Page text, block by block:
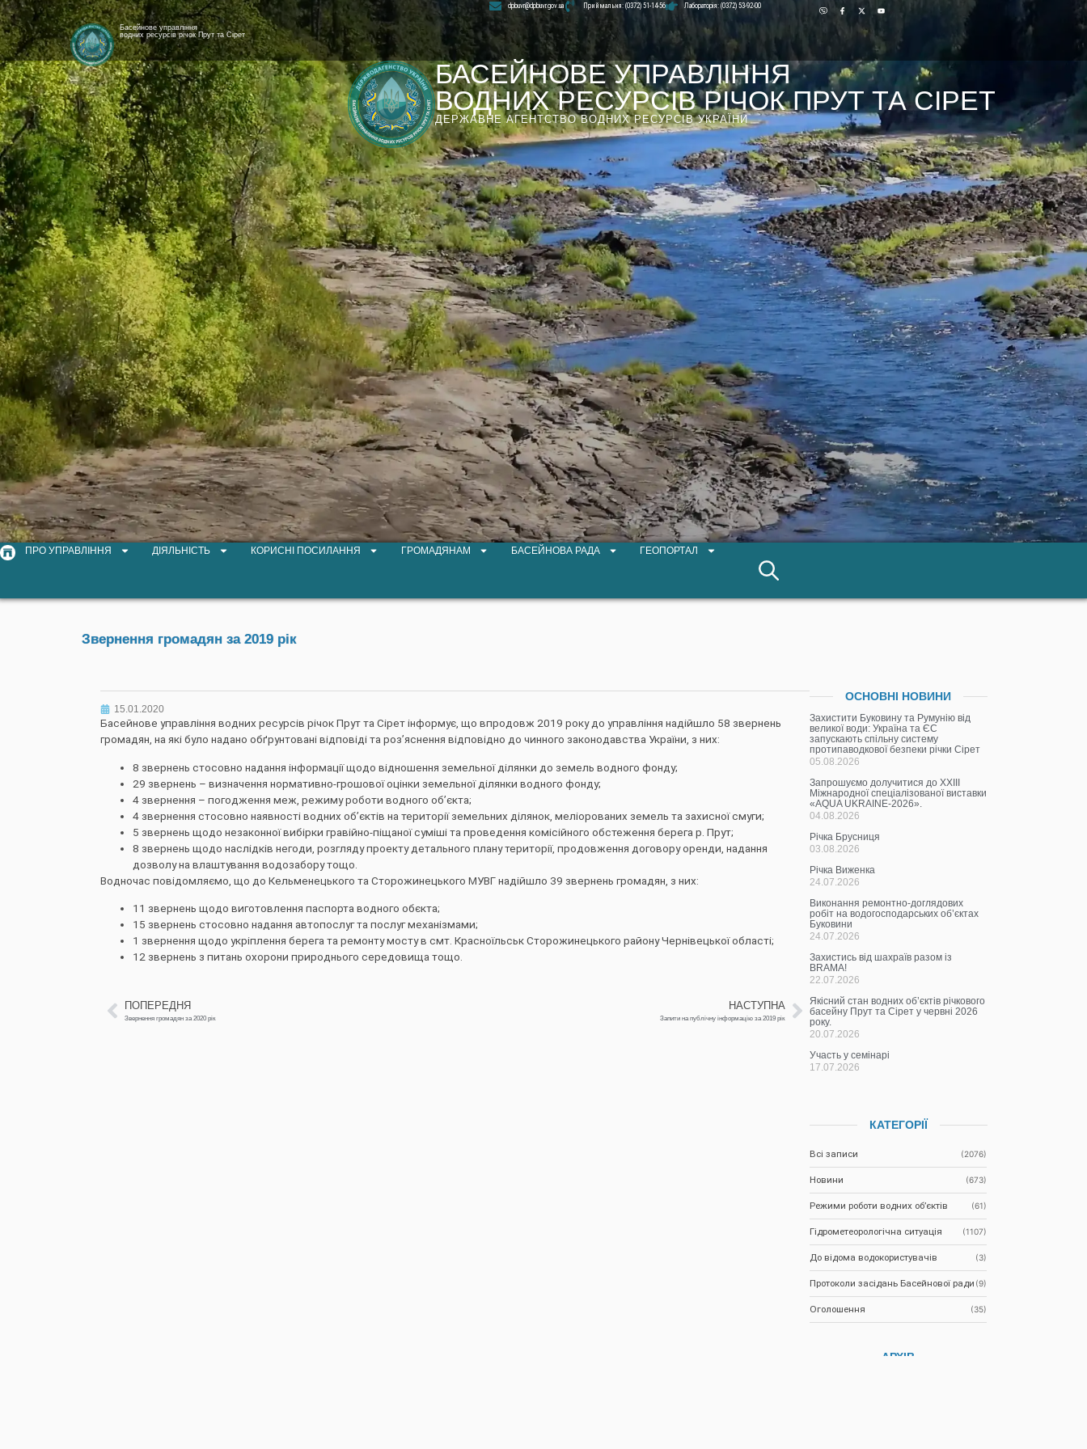
[newyear_garland]
Басейнове управління
водних ресурсів річок Прут та Сірет
Лабораторія: (0372) 53-92-00
dpbuvr@dpbuvr.gov.ua Приймальня: (0372) 51-14-56
БАСЕЙНОВЕ УПРАВЛІННЯ
ВОДНИХ РЕСУРСІВ РІЧОК ПРУТ ТА СІРЕТ
ДЕРЖАВНЕ АГЕНТСТВО ВОДНИХ РЕСУРСІВ УКРАЇНИ
ПРО УПРАВЛІННЯ ДІЯЛЬНІСТЬ КОРИСНІ ПОСИЛАННЯ ГРОМАДЯНАМ БАСЕЙНОВА РАДА ГЕОПОРТАЛ
Звернення громадян за 2019 рік
15.01.2020
Басейнове управління водних ресурсів річок Прут та Сірет інформує, що впродовж 2019 року до управління надійшло 58 звернень
громадян, на які було надано обґрунтовані відповіді та роз’яснення відповідно до чинного законодавства України, з них:
8 звернень стосовно надання інформації щодо відношення земельної ділянки до земель водного фонду;
29 звернень – визначення нормативно-грошової оцінки земельної ділянки водного фонду;
4 звернення – погодження меж, режиму роботи водного об’єкта;
4 звернення стосовно наявності водних об’єктів на території земельних ділянок, меліорованих земель та захисної смуги;
5 звернень щодо незаконної вибірки гравійно-піщаної суміші та проведення комісійного обстеження берега р. Прут;
8 звернень щодо наслідків негоди, розгляду проекту детального плану території, продовження договору оренди, надання
дозволу на влаштування водозабору тощо.
Водночас повідомляємо, що до Кельменецького та Сторожинецького МУВГ надійшло 39 звернень громадян, з них:
11 звернень щодо виготовлення паспорта водного обєкта;
15 звернень стосовно надання автопослуг та послуг механізмами;
1 звернення щодо укріплення берега та ремонту мосту в смт. Красноїльськ Сторожинецького району Чернівецької області;
12 звернень з питань охорони природнього середовища тощо.
ПОПЕРЕДНЯ
Звернення громадян за 2020 рік
НАСТУПНА
Запити на публічну інформацію за 2019 рік
ОСНОВНІ НОВИНИ
Захистити Буковину та Румунію від
великої води: Україна та ЄС
запускають спільну систему
протипаводкової безпеки річки Сірет
05.08.2026
Запрошуємо долучитися до ХХІІІ
Міжнародної спеціалізованої виставки
«AQUA UKRAINE-2026».
04.08.2026
Річка Брусниця
03.08.2026
Річка Виженка
24.07.2026
Виконання ремонтно-доглядових
робіт на водогосподарських об’єктах
Буковини
24.07.2026
Захистись від шахраїв разом із
BRAMA!
22.07.2026
Якісний стан водних об’єктів річкового
басейну Прут та Сірет у червні 2026
року.
20.07.2026
Участь у семінарі
17.07.2026
КАТЕГОРІЇ
Всі записи (2076)
Новини (673)
Режими роботи водних об’єктів (61)
Гідрометеорологічна ситуація (1107)
До відома водокористувачів (3)
Протоколи засідань Басейнової ради (9)
Оголошення (35)
АРХІВ